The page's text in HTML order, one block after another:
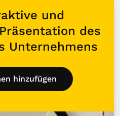
und
des
Unternehmens
hinzufügen